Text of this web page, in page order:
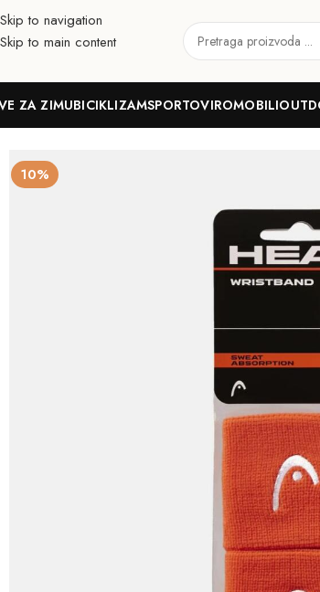
Skip to navigation
Skip to main content
ZA ZIMUBICIKLIZAMSPORTOVIROMOBILI
10%